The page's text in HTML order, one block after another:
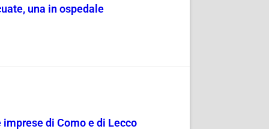
una in ospedale
di Como e di Lecco